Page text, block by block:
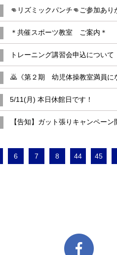
👊リズミックパンチ👊ご参加あり
＊共催スポーツ教室 ご案内＊
トレーニング講習会申込について
🙇《第２期 幼児体操教室満員に
5/11(月) 本日休館日です！
【告知】ガット張りキャンペーン
6 7 8 44 45